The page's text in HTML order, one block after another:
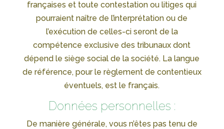
françaises et toute contestation ou litiges qui
pourraient naître de l’interprétation ou de
l’exécution de celles-ci seront de la
compétence exclusive des tribunaux dont
dépend le siège social de la société. La langue
de référence, pour le règlement de contentieux
éventuels, est le français.
Données personnelles :
De manière générale, vous n’êtes pas tenu de